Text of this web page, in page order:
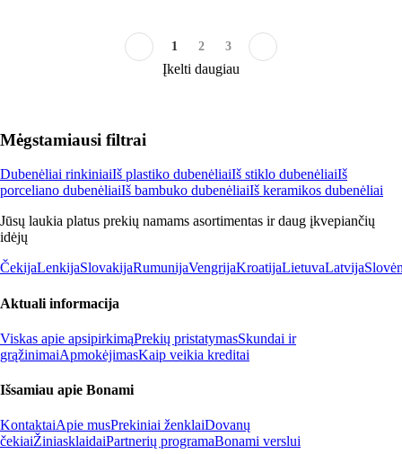
1 2 3
Įkelti daugiau
Mėgstamiausi filtrai
Dubenėliai rinkiniaiIš plastiko dubenėliaiIš stiklo dubenėliaiIš
porceliano dubenėliaiIš bambuko dubenėliaiIš keramikos dubenėliai
Jūsų laukia platus prekių namams asortimentas ir daug įkvepiančių
idėjų
ČekijaLenkijaSlovakijaRumunijaVengrijaKroatijaLietuvaLatvija
Aktuali informacija
Viskas apie apsipirkimąPrekių pristatymasSkundai ir
grąžinimaiApmokėjimasKaip veikia kreditai
Išsamiau apie Bonami
KontaktaiApie musPrekiniai ženklaiDovanų
čekiaiŽiniasklaidaiPartnerių programaBonami verslui